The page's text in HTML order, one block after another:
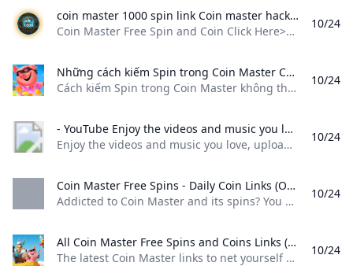
coin master 1000 spin link Coin master hack Masters gift Free cards Coin Master Free Spin and Coin Click Here>> https://toiqulplay.xyz/coinmasterspin Click Here>> https://toiqulplay.xyz/coinmasterspin
Coin Master Free Spin and Coin Click Here>> https://toiqulplay.xyz/coinmasterspin Click Here>> https://toiqulplay.xyz/coinmasterspin
10/24
Những cách kiếm Spin trong Coin Master Cách kiếm Spin trong Coin Master không thiếu chủ yếu là bạn phải chăm chỉ mới có cơ hội nhận được hàng loạt lượt spin. Quantrimang.com đã tổng hợp các cách giúp bạn nhận được hàng loạt lượt quay Coin Master.
Cách kiếm Spin trong Coin Master không thiếu, chủ yếu là bạn phải chăm chỉ mới có cơ hội nhận được hàng loạ
10/24
- YouTube Enjoy the videos and music you love upload original content and share it all with friends family and the world on YouTube.
Enjoy the videos and music you love, upload original content, and share it all with friends, family, and the world on YouTube.
10/24
Coin Master Free Spins - Daily Coin Links (October 2024) Addicted to Coin Master and its spins? You might want to read one to get some freebies.
Addicted to Coin Master and its spins? You might want to read one to get some freebies. Any updated links for Coin Master free spins? By Josh BrownFreelance Editor & Writer Published: Aug 11, 2022, 3:52 pm Updated: Oct 21, 2024, 4:09 pm - 25 pins 10 spins, 1 million coins 25 spins 25 spins August 30 25 spins 10 spins, 1 million coins August 9 25 spins 25 spins 25 spins 25 spins 25 spins 25 spins 10 spins, 1 million coins May 14 40 spins 70 spins 25 spins 25 spins 25 spins May 13 25 spins 25 spins 25 spins 25 spins 25 spins 60 spins 25 spins 25 spins May 12 25 spins 25 spins 25 spins 25 spins 25 spins 10 spins, 1 million coins 25 spins May 11 May 10 25 spins 25 spins 25 spins 25 spins 25 spins The last set of free spins links there won’t work.
10/24
All Coin Master Free Spins and Coins Links (October 2024) - IGN The latest Coin Master links to net yourself some free spins and coins.
The latest Coin Master links to net yourself some free spins and coins. The latest Coin Master links to net yourself some free spins and coins. Below is a list of all the currently active and working Coin Master links for free spins and coins in October 2024: Free Spins (NEW!) Free Spins (NEW!) Free Spins and Coins (NEW!) Free Spins (NEW!) Free Spins (NEW!) Free Spins (NEW!) Free Spins Free Spins Free Spins Free Spins Free Spins and Coins Free Spins Free Spins Free Spins Free Spins Free Spins Free Spins How to Claim Free Coin Master Spins and Coins To redeem free spins and coins in Coin Master, click on the links above using an Android or iOS device with Coin Master installed.
10/24